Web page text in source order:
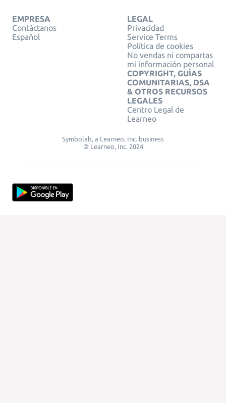
EMPRESA
Contáctanos
Español
LEGAL
Privacidad
Service Terms
Política de cookies
No vendas ni compartas
mi información personal
COPYRIGHT, GUÍAS
COMUNITARIAS, DSA
& OTROS RECURSOS
LEGALES
Centro Legal de
Learneo
Symbolab, a Learneo, Inc. business
© Learneo, Inc. 2024